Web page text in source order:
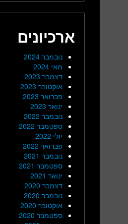
ארכיונים
נובמבר 2024
מאי 2024
דצמבר 2023
אוקטובר 2023
פברואר 2023
ינואר 2023
נובמבר 2022
ספטמבר 2022
יולי 2022
פברואר 2022
נובמבר 2021
ספטמבר 2021
ינואר 2021
דצמבר 2020
נובמבר 2020
אוקטובר 2020
ספטמבר 2020